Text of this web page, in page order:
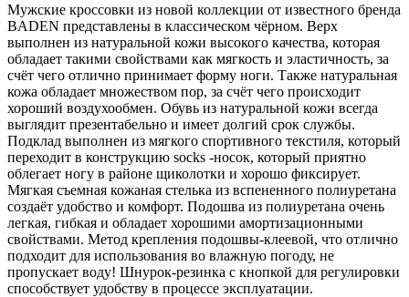
Мужские кроссовки из новой коллекции от известного бренда
BADEN представлены в классическом чёрном. Верх
выполнен из натуральной кожи высокого качества, которая
обладает такими свойствами как мягкость и эластичность, за
счёт чего отлично принимает форму ноги. Также натуральная
кожа обладает множеством пор, за счёт чего происходит
хороший воздухообмен. Обувь из натуральной кожи всегда
выглядит презентабельно и имеет долгий срок службы.
Подклад выполнен из мягкого спортивного текстиля, который
переходит в конструкцию socks -носок, который приятно
облегает ногу в районе щиколотки и хорошо фиксирует.
Мягкая съемная кожаная стелька из вспененного полиуретана
создаёт удобство и комфорт. Подошва из полиуретана очень
легкая, гибкая и обладает хорошими амортизационными
свойствами. Метод крепления подошвы-клеевой, что отлично
подходит для использования во влажную погоду, не
пропускает воду! Шнурок-резинка с кнопкой для регулировки
способствует удобству в процессе эксплуатации.